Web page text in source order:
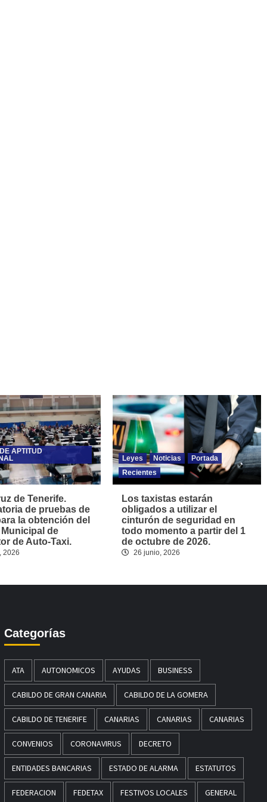
APTITUD
de Tenerife.
de pruebas de
la obtención del
de
de Auto-Taxi.
2026
Leyes Noticias
Portada
Recientes
Los taxistas estarán
obligados a utilizar el
cinturón de seguridad en
todo momento a partir del 1
de octubre de 2026.
26 junio, 2026
Categorías
ATA AUTONOMICOS AYUDAS BUSINESS
CABILDO DE GRAN CANARIA CABILDO DE LA GOMERA
CABILDO DE TENERIFE CANARIAS CANARIAS CANARIAS
CONVENIOS CORONAVIRUS DECRETO
ENTIDADES BANCARIAS ESTADO DE ALARMA ESTATUTOS
FEDERACION FEDETAX FESTIVOS LOCALES GENERAL